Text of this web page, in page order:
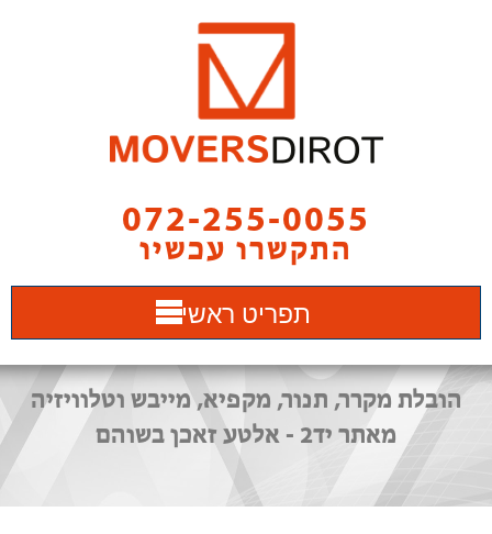
072-255-0055
התקשרו עכשיו
תפריט ראשי
הובלת מקרר, תנור, מקפיא, מייבש וטלוויזיה
מאתר יד2 - אלטע זאכן בשוהם